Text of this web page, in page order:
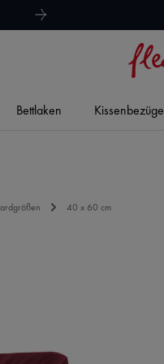
Bettlaken Kissenbezüge
40 x 60 cm